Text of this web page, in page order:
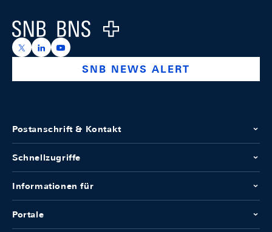
Logo
https://x.com/snb_bns
https://ch.linkedin.com/company/swiss-national-
https://www.youtube.com/@swissnationalbank
SNB NEWS ALERT
Postanschrift & Kontakt
Schnellzugriffe
Informationen für
Portale